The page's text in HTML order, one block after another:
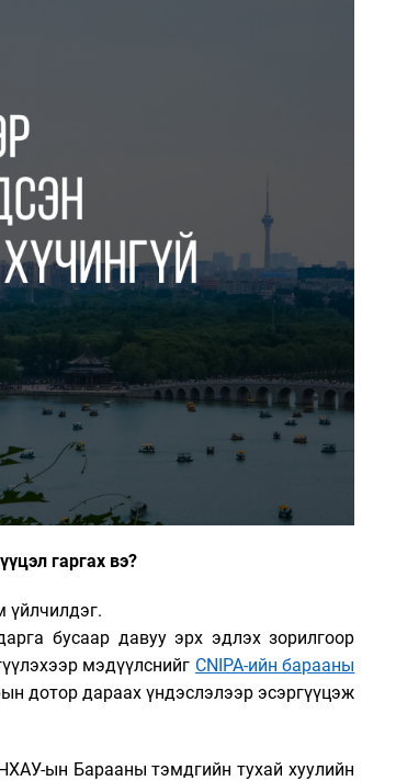
гаргах вэ?
үйлчилдэг.
бусаар давуу эрх эдлэх зорилгоор
мэдүүлснийг CNIPA-ийн барааны
дотор дараах үндэслэлээр эсэргүүцэж
ын Барааны тэмдгийн тухай хуулийн